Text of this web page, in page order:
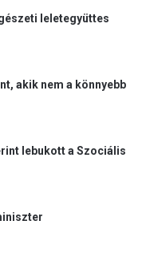
leletegyüttes
akik nem a könnyebb
lebukott a Szociális